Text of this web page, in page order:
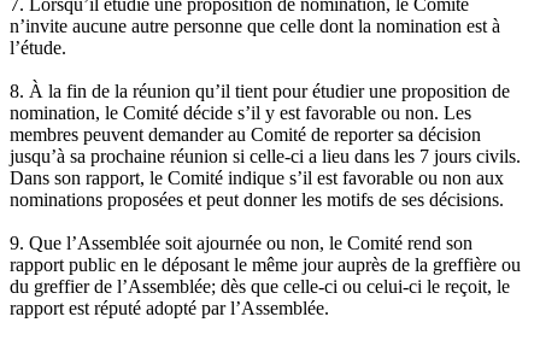
7. Lorsqu’il étudie une proposition de nomination, le Comité
n’invite aucune autre personne que celle dont la nomination est à
l’étude.
8. À la fin de la réunion qu’il tient pour étudier une proposition de
nomination, le Comité décide s’il y est favorable ou non. Les
membres peuvent demander au Comité de reporter sa décision
jusqu’à sa prochaine réunion si celle-ci a lieu dans les 7 jours civils.
Dans son rapport, le Comité indique s’il est favorable ou non aux
nominations proposées et peut donner les motifs de ses décisions.
9. Que l’Assemblée soit ajournée ou non, le Comité rend son
rapport public en le déposant le même jour auprès de la greffière ou
du greffier de l’Assemblée; dès que celle-ci ou celui-ci le reçoit, le
rapport est réputé adopté par l’Assemblée.